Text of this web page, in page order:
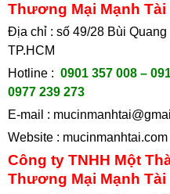
Thương Mại Mạnh Tài
Địa chỉ : số 49/28 Bùi
TP.HCM
Hotline : 0901 357 008 –
0977 239 273
E-mail :
Website : mucinmanhtai.com
Công ty TNHH Một
Thương Mại Mạnh Tài